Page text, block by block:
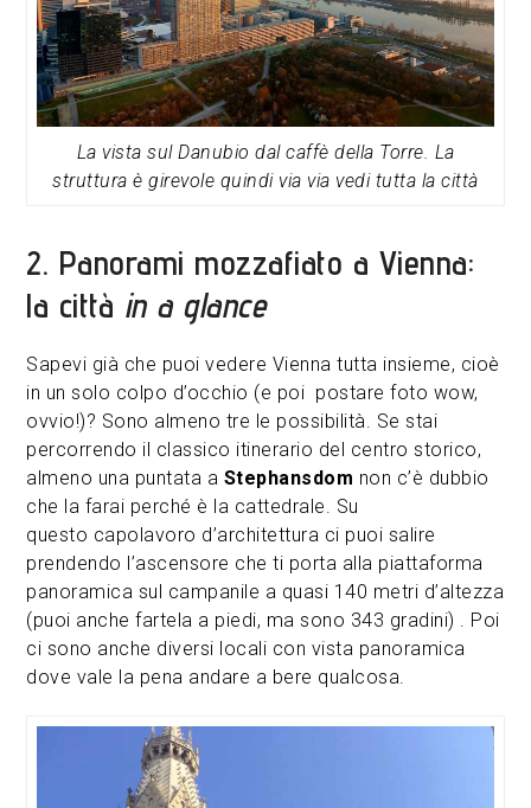
La vista sul Danubio dal caffè della Torre. La
struttura è girevole quindi via via vedi tutta la città
2. Panorami mozzafiato a Vienna:
la città in a glance
Sapevi già che puoi vedere Vienna tutta insieme, cioè
in un solo colpo d’occhio (e poi postare foto wow,
ovvio!)? Sono almeno tre le possibilità. Se stai
percorrendo il classico itinerario del centro storico,
almeno una puntata a Stephansdom non c’è dubbio
che la farai perché è la cattedrale. Su
questo capolavoro d’architettura ci puoi salire
prendendo l’ascensore che ti porta alla piattaforma
panoramica sul campanile a quasi 140 metri d’altezza
(puoi anche fartela a piedi, ma sono 343 gradini) . Poi
ci sono anche diversi locali con vista panoramica
dove vale la pena andare a bere qualcosa.